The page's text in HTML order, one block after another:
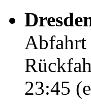
Abfahrt
23:45